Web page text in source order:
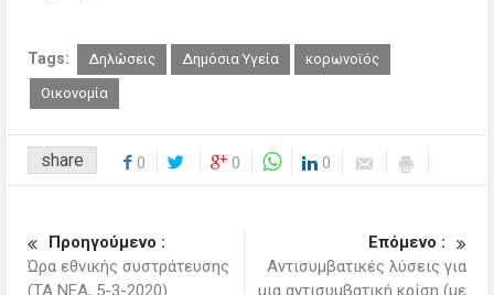
Tags: Δηλώσεις Δημόσια Υγεία κορωνοϊός
Οικονομία
share 0 0 0
Προηγούμενο :
Ώρα εθνικής συστράτευσης
Επόμενο :
Αντισυμβατικές λύσεις για